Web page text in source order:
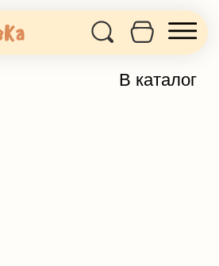
В каталог